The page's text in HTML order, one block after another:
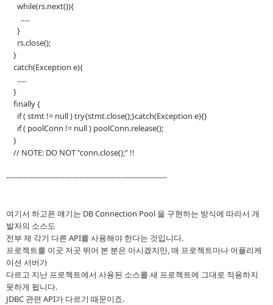
while(rs.next()){
.....
}
rs.close();
}
catch(Exception e){
.....
}
finally {
if ( stmt != null ) try{stmt.close();}catch(Exception e){}
if ( poolConn != null ) poolConn.release();
}
// NOTE: DO NOT "conn.close();" !!
------------------------------------------------------------------
여기서 하고픈 얘기는 DB Connection Pool 을 구현하는 방식에 따라서 개
발자의 소스도
전부 제 각기 다른 API를 사용해야 한다는 것입니다.
프로젝트를 이곳 저곳 뛰어 본 분은 아시겠지만, 매 프로젝트마나 어플리케
이션 서버가
다르고 지난 프로젝트에서 사용된 소스를 새 프로젝트에 그대로 적용하지
못하게 됩니다.
JDBC 관련 API가 다르기 때문이죠.